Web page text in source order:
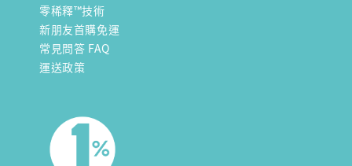
零稀釋™技術
新朋友首購免運
常見問答 FAQ
運送政策